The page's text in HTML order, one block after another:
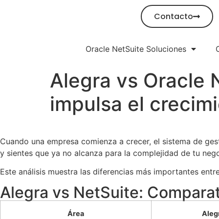
Contacto
Oracle NetSuite Soluciones
Alegra vs Oracle
impulsa el
Cuando una empresa comienza a crecer, el sistema de
y sientes que ya no alcanza para la complejidad de tu
Este análisis muestra las diferencias más importantes
Alegra vs NetSuite:
Área